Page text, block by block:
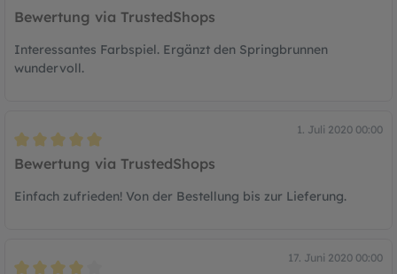
Bewertung mit 5 von 5 Sternen
Bewertung via TrustedShops
Interessantes Farbspiel. Ergänzt den Springbrunnen
wundervoll.
1. Juli 2020 00:00
Bewertung mit 5 von 5 Sternen
Bewertung via TrustedShops
Einfach zufrieden! Von der Bestellung bis zur Lieferung.
17. Juni 2020 00:00